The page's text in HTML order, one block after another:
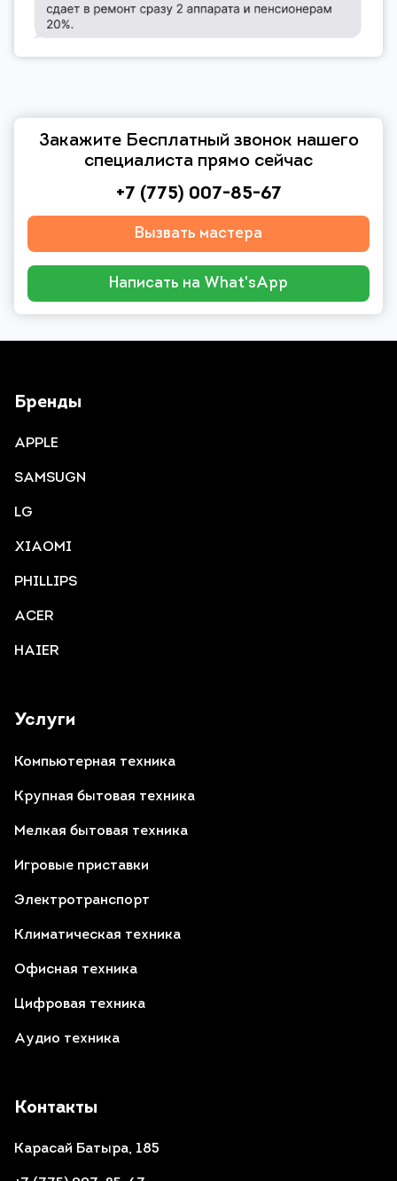
Закажите Бесплатный звонок нашего
специалиста прямо сейчас
+7 (775) 007-85-67
Вызвать мастера
Написать на What'sApp
Контакты
Карасай Батыра, 185
Услуги
Компьютерная техника
Крупная бытовая техника
Мелкая бытовая техника
Игровые приставки
Электротранспорт
Климатическая техника
Офисная техника
Цифровая техника
Аудио техника
Бренды
APPLE
SAMSUGN
LG
XIAOMI
PHILLIPS
ACER
HAIER